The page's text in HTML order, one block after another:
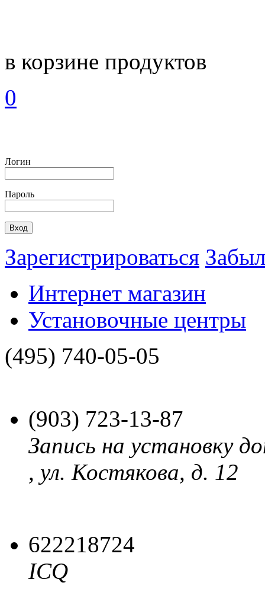
в корзине продуктов
0
Логин
Пароль
Зарегистрироваться
Интернет магазин
Установочные центры
(495) 740-05-05
(903) 723-13-87
Запись на установку
, ул. Костякова, д. 12
622218724
ICQ